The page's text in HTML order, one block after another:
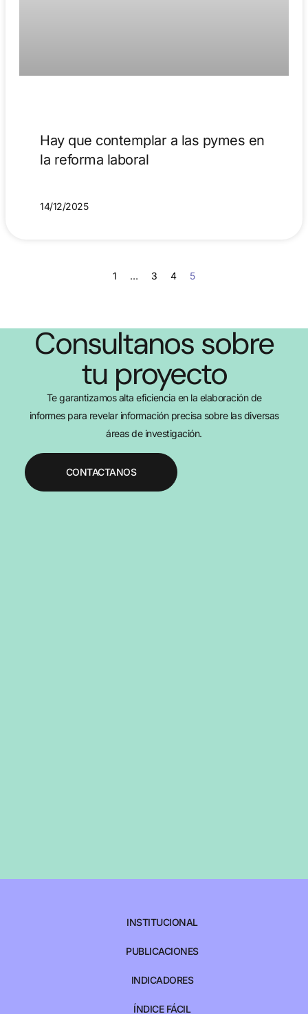
Hay que contemplar a las pymes en
la reforma laboral
14/12/2025
1 … 3 4 5
Consultanos sobre
tu proyecto
Te garantizamos alta eficiencia en la elaboración de
informes para revelar información precisa sobre las diversas
áreas de investigación.
CONTACTANOS
INSTITUCIONAL
PUBLICACIONES
INDICADORES
ÍNDICE FÁCIL